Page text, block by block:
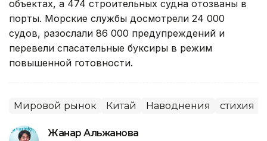
объектах, а 474 строительных судна отозваны в
порты. Морские службы досмотрели 24 000
судов, разослали 86 000 предупреждений и
перевели спасательные буксиры в режим
повышенной готовности.
Мировой рынок Китай Наводнения стихия
Жанар Альжанова